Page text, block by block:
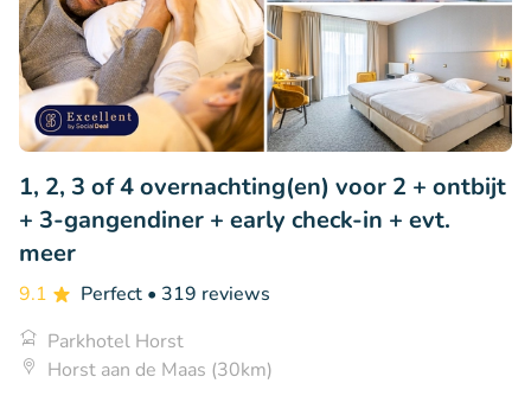
1, 2, 3 of 4 overnachting(en) voor 2 + ontbijt
+ 3-gangendiner + early check-in + evt.
meer
9.1 Perfect • 319 reviews
Parkhotel Horst
Horst aan de Maas (30km)